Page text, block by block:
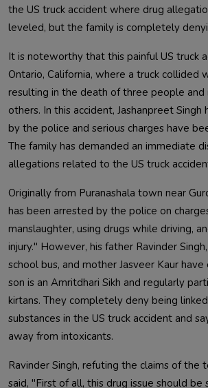
the US truck accident where drug
It is noteworthy that this painful US truck
Ontario, California, where a truck collided
resulting in the death of three people and
others. In this accident, Jashanpreet Singh
by the police and serious charges have
The family has demanded an immediate
Originally from Puranashala town near
has been arrested by the police on
manslaughter, using drugs while driving,
injury." However, his father Ravinder
school bus, and mother Jasveer Kaur
son is an Amritdhari Sikh and regularly
kirtans. They completely deny being
substances in the US truck accident and
Ravinder Singh, refuting the claims of the
said, "First of all, this drug issue should